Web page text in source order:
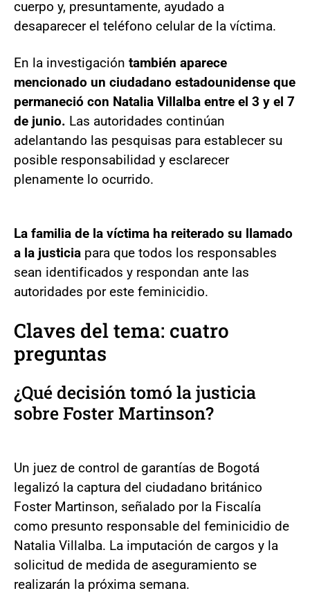
cuerpo y, presuntamente, ayudado a
desaparecer el teléfono celular de la víctima.
En la investigación también aparece
mencionado un ciudadano estadounidense que
permaneció con Natalia Villalba entre el 3 y el 7
de junio. Las autoridades continúan
adelantando las pesquisas para establecer su
posible responsabilidad y esclarecer
plenamente lo ocurrido.
La familia de la víctima ha reiterado su llamado
a la justicia para que todos los responsables
sean identificados y respondan ante las
autoridades por este feminicidio.
Claves del tema: cuatro
preguntas
¿Qué decisión tomó la justicia
sobre Foster Martinson?
Un juez de control de garantías de Bogotá
legalizó la captura del ciudadano británico
Foster Martinson, señalado por la Fiscalía
como presunto responsable del feminicidio de
Natalia Villalba. La imputación de cargos y la
solicitud de medida de aseguramiento se
realizarán la próxima semana.